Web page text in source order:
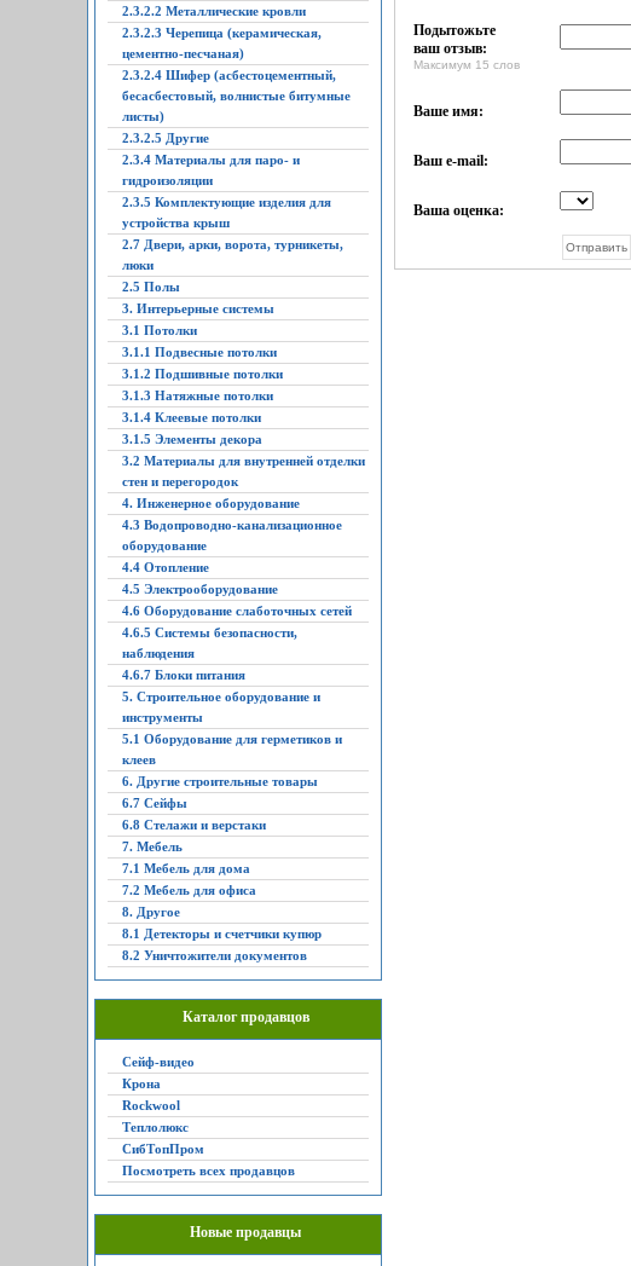
2.3.2.2 Металлические кровли
2.3.2.3 Черепица (керамическая,
цементно-песчаная)
2.3.2.4 Шифер (асбестоцементный,
бесасбестовый, волнистые битумные
листы)
2.3.2.5 Другие
2.3.4 Материалы для паро- и
гидроизоляции
2.3.5 Комплектующие изделия для
устройства крыш
2.7 Двери, арки, ворота, турникеты,
люки
2.5 Полы
3. Интерьерные системы
3.1 Потолки
3.1.1 Подвесные потолки
3.1.2 Подшивные потолки
3.1.3 Натяжные потолки
3.1.4 Клеевые потолки
3.1.5 Элементы декора
3.2 Материалы для внутренней отделки
стен и перегородок
4. Инженерное оборудование
4.3 Водопроводно-канализационное
оборудование
4.4 Отопление
4.5 Электрооборудование
4.6 Оборудование слаботочных сетей
4.6.5 Системы безопасности,
наблюдения
4.6.7 Блоки питания
5. Строительное оборудование и
инструменты
5.1 Оборудование для герметиков и
клеев
6. Другие строительные товары
6.7 Сейфы
6.8 Стелажи и верстаки
7. Мебель
7.1 Мебель для дома
7.2 Мебель для офиса
8. Другое
8.1 Детекторы и счетчики купюр
8.2 Уничтожители документов
Каталог продавцов
Сейф-видео
Крона
Rockwool
Теплолюкс
СибТопПром
Посмотреть всех продавцов
Новые продавцы
Подытожьте
ваш отзыв:
Максимум 15 слов
Ваше имя:
Ваш e-mail:
Ваша оценка: